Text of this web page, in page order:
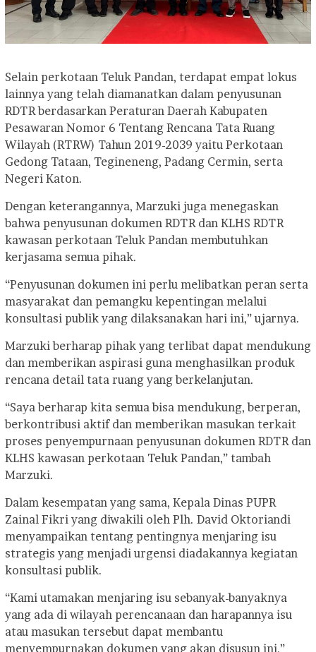
Selain perkotaan Teluk Pandan, terdapat empat lokus
lainnya yang telah diamanatkan dalam penyusunan
RDTR berdasarkan Peraturan Daerah Kabupaten
Pesawaran Nomor 6 Tentang Rencana Tata Ruang
Wilayah (RTRW) Tahun 2019-2039 yaitu Perkotaan
Gedong Tataan, Tegineneng, Padang Cermin, serta
Negeri Katon.
Dengan keterangannya, Marzuki juga menegaskan
bahwa penyusunan dokumen RDTR dan KLHS RDTR
kawasan perkotaan Teluk Pandan membutuhkan
kerjasama semua pihak.
“Penyusunan dokumen ini perlu melibatkan peran serta
masyarakat dan pemangku kepentingan melalui
konsultasi publik yang dilaksanakan hari ini,” ujarnya.
Marzuki berharap pihak yang terlibat dapat mendukung
dan memberikan aspirasi guna menghasilkan produk
rencana detail tata ruang yang berkelanjutan.
“Saya berharap kita semua bisa mendukung, berperan,
berkontribusi aktif dan memberikan masukan terkait
proses penyempurnaan penyusunan dokumen RDTR dan
KLHS kawasan perkotaan Teluk Pandan,” tambah
Marzuki.
Dalam kesempatan yang sama, Kepala Dinas PUPR
Zainal Fikri yang diwakili oleh Plh. David Oktoriandi
menyampaikan tentang pentingnya menjaring isu
strategis yang menjadi urgensi diadakannya kegiatan
konsultasi publik.
“Kami utamakan menjaring isu sebanyak-banyaknya
yang ada di wilayah perencanaan dan harapannya isu
atau masukan tersebut dapat membantu
menyempurnakan dokumen yang akan disusun ini,”